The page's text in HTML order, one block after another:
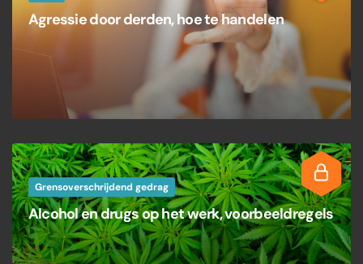
Agressie door derden, hoe te handelen
Grensoverschrijdend gedrag
Alcohol en drugs op het werk, voorbeeldregels